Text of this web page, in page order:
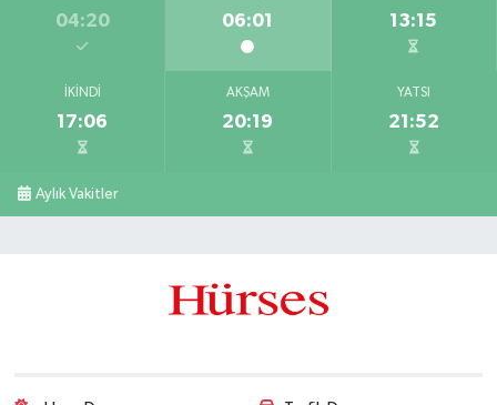
04:20 06:01 13:15
İKINDI
17:06
AKŞAM
20:19
YATSI
21:52
Aylık Vakitler